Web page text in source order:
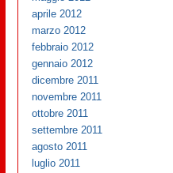
aprile 2012
marzo 2012
febbraio 2012
gennaio 2012
dicembre 2011
novembre 2011
ottobre 2011
settembre 2011
agosto 2011
luglio 2011